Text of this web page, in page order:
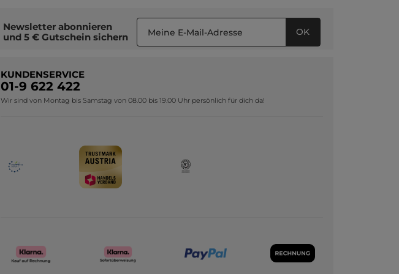
Newsletter abonnieren
und 5 € Gutschein sichern OK
KUNDENSERVICE
01-9 622 422
Wir sind von Montag bis Samstag von 08.00 bis 19.00 Uhr persönlich für dich da!